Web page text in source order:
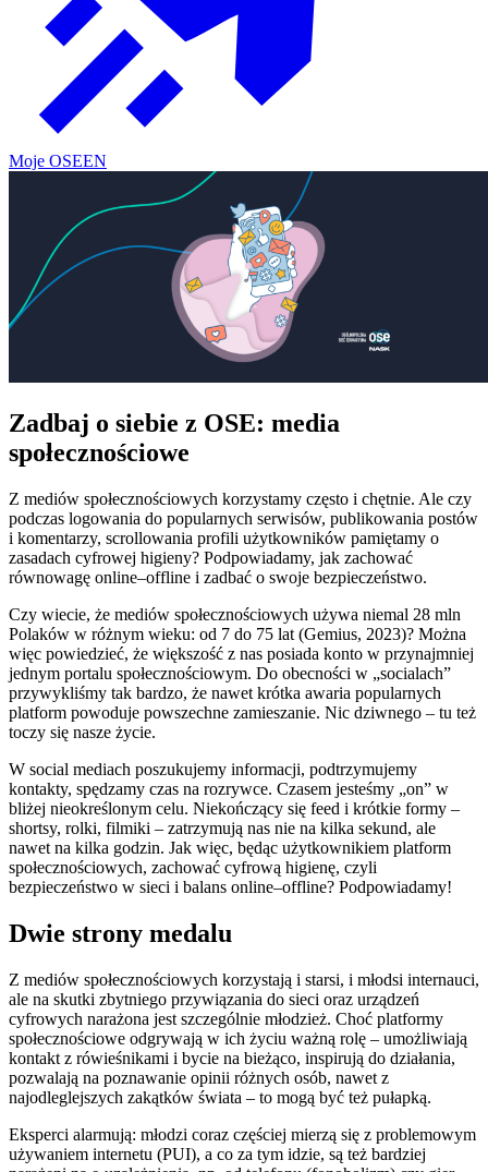
Moje OSEEN
Zadbaj o siebie z OSE: media
społecznościowe
Z mediów społecznościowych korzystamy często i chętnie. Ale czy
podczas logowania do popularnych serwisów, publikowania postów
i komentarzy, scrollowania profili użytkowników pamiętamy o
zasadach cyfrowej higieny? Podpowiadamy, jak zachować
równowagę online–offline i zadbać o swoje bezpieczeństwo.
Czy wiecie, że mediów społecznościowych używa niemal 28 mln
Polaków w różnym wieku: od 7 do 75 lat (Gemius, 2023)? Można
więc powiedzieć, że większość z nas posiada konto w przynajmniej
jednym portalu społecznościowym. Do obecności w „socialach”
przywykliśmy tak bardzo, że nawet krótka awaria popularnych
platform powoduje powszechne zamieszanie. Nic dziwnego – tu też
toczy się nasze życie.
W social mediach poszukujemy informacji, podtrzymujemy
kontakty, spędzamy czas na rozrywce. Czasem jesteśmy „on” w
bliżej nieokreślonym celu. Niekończący się feed i krótkie formy –
shortsy, rolki, filmiki – zatrzymują nas nie na kilka sekund, ale
nawet na kilka godzin. Jak więc, będąc użytkownikiem platform
społecznościowych, zachować cyfrową higienę, czyli
bezpieczeństwo w sieci i balans online–offline? Podpowiadamy!
Dwie strony medalu
Z mediów społecznościowych korzystają i starsi, i młodsi internauci,
ale na skutki zbytniego przywiązania do sieci oraz urządzeń
cyfrowych narażona jest szczególnie młodzież. Choć platformy
społecznościowe odgrywają w ich życiu ważną rolę – umożliwiają
kontakt z rówieśnikami i bycie na bieżąco, inspirują do działania,
pozwalają na poznawanie opinii różnych osób, nawet z
najodleglejszych zakątków świata – to mogą być też pułapką.
Eksperci alarmują: młodzi coraz częściej mierzą się z problemowym
używaniem internetu (PUI), a co za tym idzie, są też bardziej